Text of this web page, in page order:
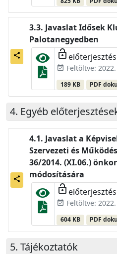
share
Javaslat Idősek
Palotanegyedben
lock_open előterjesztés
event_available Feltöltve:
189 KB PDF
Egyéb
share
Javaslat a
Szervezeti és
36/2014. (XI.06.)
módosítására
lock_open előterjesztés
event_available Feltöltve:
604 KB PDF
Tájékoztatók